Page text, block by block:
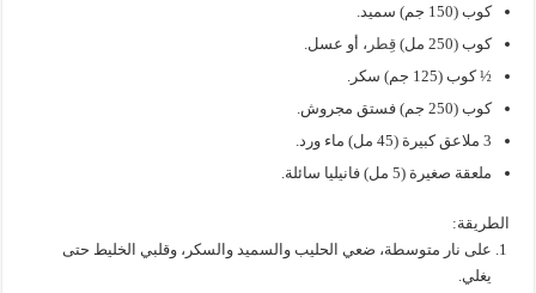
كوب (150 جم) سميد.
كوب (250 مل)
قِطر ، أو عسل.
½ كوب (125 جم) سكر.
كوب (250 جم) فستق مجروش.
3 ملاعق كبيرة (45 مل) ماء ورد.
ملعقة صغيرة (5 مل) فانيليا سائلة.
الطريقة:
على نار متوسطة، ضعي الحليب والسميد والسكر، وقلبي الخليط حتى
يغلي.